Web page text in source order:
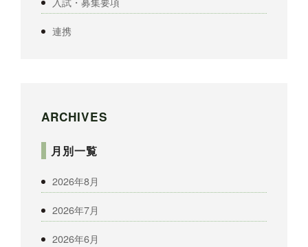
連携
ARCHIVES
月別一覧
2026年8月
2026年7月
2026年6月